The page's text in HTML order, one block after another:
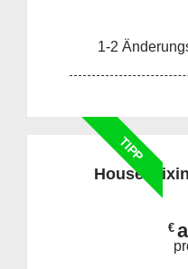
1-2
TIPP
House
€